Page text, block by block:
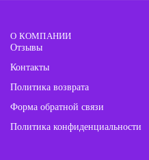
О КОМПАНИИ
Отзывы
Контакты
Политика возврата
Форма обратной связи
Политика конфиденциальности